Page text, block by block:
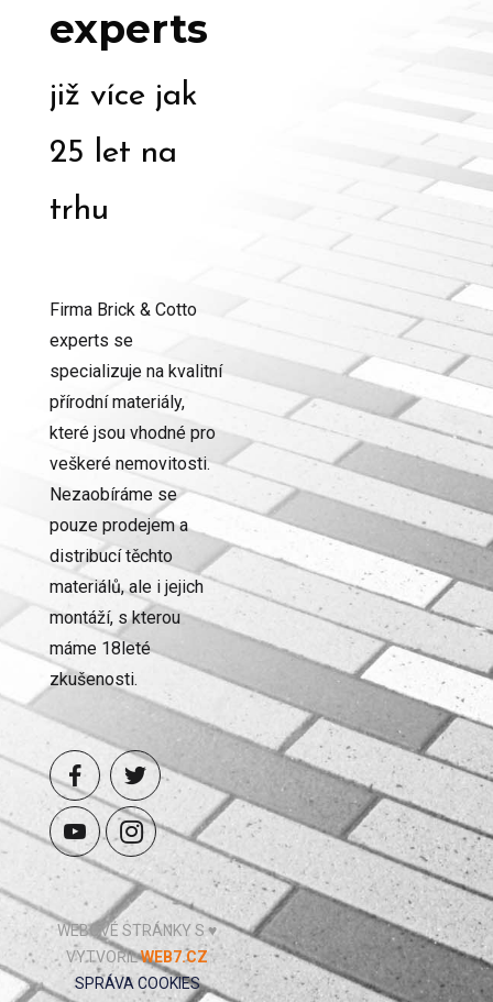
experts
již více jak
25 let na
trhu
Firma Brick & Cotto
experts se
specializuje na kvalitní
přírodní materiály,
které jsou vhodné pro
veškeré nemovitosti.
Nezaobíráme se
pouze prodejem a
distribucí těchto
materiálů, ale i jejich
montáží, s kterou
máme 18leté
zkušenosti.
WEBOVÉ STRÁNKY S ♥
VYTVOŘILWEB7.CZ
SPRÁVA COOKIES